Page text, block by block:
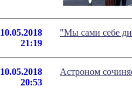
10.05.2018
21:19
"Мы сами себе
10.05.2018
20:53
Астроном